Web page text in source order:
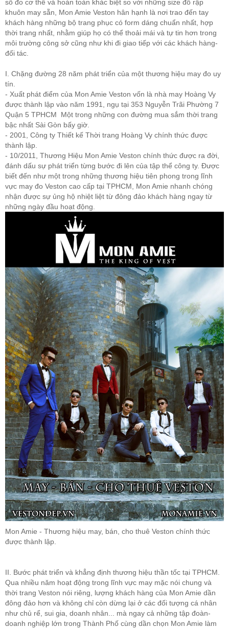
số đo cơ thể và hoàn toàn khác biệt so với những size đồ rập
khuôn may sẵn, Mon Amie Veston hân hạnh là nơi trao đến tay
khách hàng những bộ trang phục có form dáng chuẩn nhất, hợp
thời trang nhất, nhằm giúp họ có thể thoải mái và tự tin hơn trong
môi trường công sở cũng như khi đi giao tiếp với các khách hàng-
đối tác.
I. Chặng đường 28 năm phát triển của một thương hiệu may đo uy
tín.
- Xuất phát điểm của Mon Amie Veston vốn là nhà may Hoàng Vy
được thành lập vào năm 1991, ngụ tại 353 Nguyễn Trãi Phường 7
Quận 5 TPHCM Một trong những con đường mua sắm thời trang
bậc nhất Sài Gòn bấy giờ.
- 2001, Công ty Thiết kế Thời trang Hoàng Vy chính thức được
thành lập.
- 10/2011, Thương Hiệu Mon Amie Veston chính thức được ra đời,
đánh dấu sự phát triển từng bước đi lên của tập thể công ty. Được
biết đến như một trong những thương hiệu tiên phong trong lĩnh
vực may đo Veston cao cấp tại TPHCM, Mon Amie nhanh chóng
nhận được sự ủng hộ nhiệt liệt từ đông đảo khách hàng ngay từ
những ngày đầu hoạt động.
Mon Amie - Thương hiệu may, bán, cho thuê Veston chính thức
được thành lập.
II. Bước phát triển và khẳng định thương hiệu thần tốc tại TPHCM.
Qua nhiều năm hoạt động trong lĩnh vực may mặc nói chung và
thời trang Veston nói riêng, lượng khách hàng của Mon Amie dần
đông đảo hơn và không chỉ còn dừng lại ở các đối tượng cá nhân
như chủ rể, sui gia, doanh nhân... mà ngay cả những tập đoàn-
doanh nghiệp lớn trong Thành Phố cùng dần chọn Mon Amie làm